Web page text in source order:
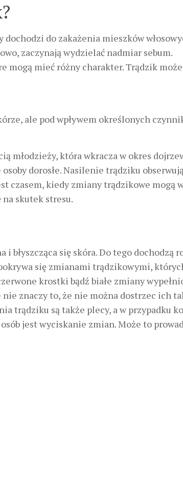
do zakażenia mieszków
zaczynają wydzielać nadmiar sebum.
mogą mieć różny charakter. Trądzik
ale pod wpływem określonych
młodzieży, która wkracza w okres
dorosłe. Nasilenie trądziku
czasem, kiedy zmiany trądzikowe mogą
skutek stresu.
błyszcząca się skóra. Do tego dochodzą
się zmianami trądzikowymi,
krostki bądź białe zmiany
znaczy to, że nie można dostrzec ich
trądziku są także plecy, a w przypadku
jest wyciskanie zmian. Może to